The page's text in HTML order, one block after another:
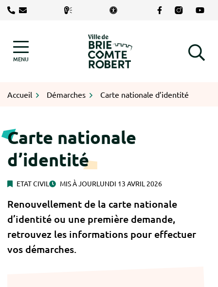
Aller
Lien vers le
Lien vers le
Lien
MENU Logo Brie-Comte-Robert
RECHERCHE
Accueil Démarches Carte nationale d’identité
Carte nationale
d’identité
ETAT CIVIL MIS À JOURLUNDI 13 AVRIL 2026
Renouvellement de la carte nationale
d’identité ou une première demande,
retrouvez les informations pour effectuer
vos démarches.